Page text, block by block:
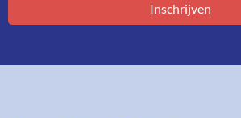
Inschrijven